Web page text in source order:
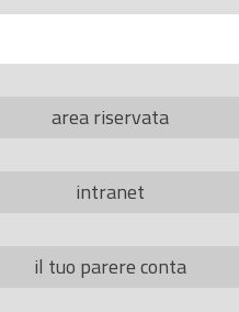
area riservata
intranet
il tuo parere conta